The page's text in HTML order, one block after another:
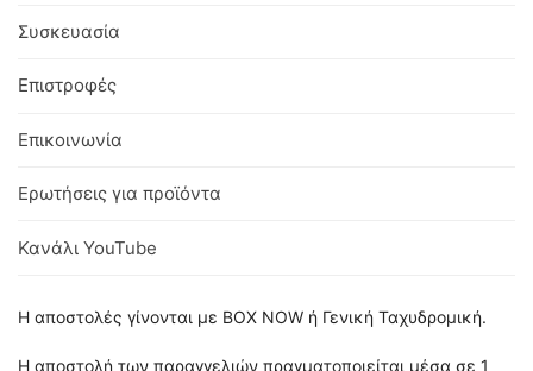
Συσκευασία
Επιστροφές
Επικοινωνία
Ερωτήσεις για προϊόντα
Κανάλι YouTube
Η αποστολές γίνονται με BOX NOW ή Γενική Ταχυδρομική.
Η αποστολή των παραγγελιών πραγματοποιείται μέσα σε 1